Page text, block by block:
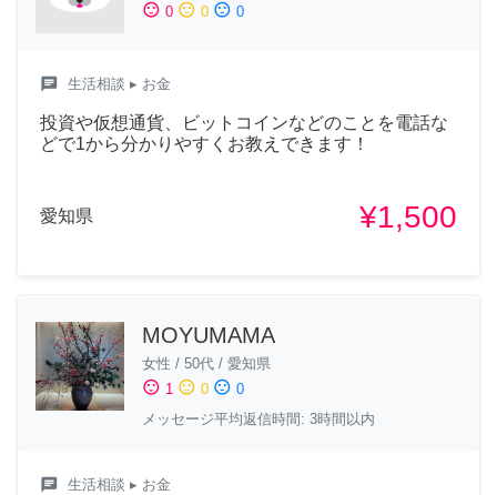
sentiment_satisfied 0 sentiment_neutral 0 sentiment_dissatisfied 0
chat 生活相談 ▸ お金
投資や仮想通貨、ビットコインなどのことを電話な
どで1から分かりやすくお教えできます！
愛知県 ¥1,500
MOYUMAMA
女性 / 50代 / 愛知県
sentiment_satisfied 1 sentiment_neutral 0 sentiment_dissatisfied 0
メッセージ平均返信時間: 3時間以内
chat 生活相談 ▸ お金